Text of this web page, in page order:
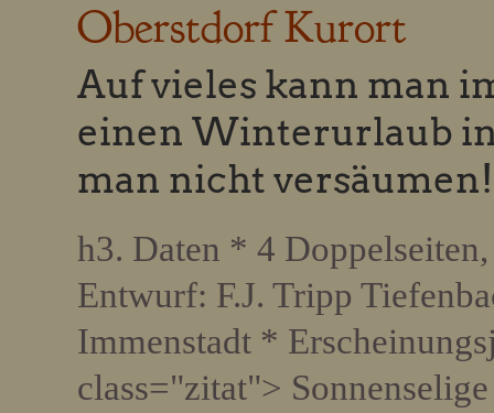
Oberstdorf Kurort
Auf vieles kann man
einen Winterurlaub
man nicht versäumen!
h3. Daten * 4
Entwurf: F.J. Tripp
Immenstadt *
class="zitat">